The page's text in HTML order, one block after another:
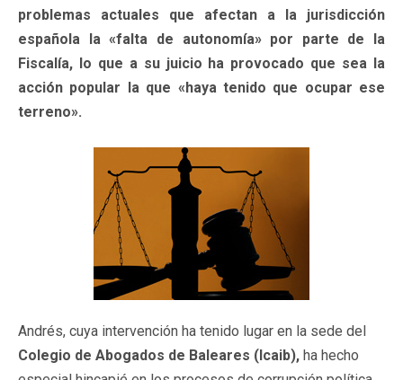
problemas actuales que afectan a la jurisdicción
española la «falta de autonomía» por parte de la
Fiscalía, lo que a su juicio ha provocado que sea la
acción popular la que «haya tenido que ocupar ese
terreno».
Andrés, cuya intervención ha tenido lugar en la sede del
Colegio de Abogados de Baleares (Icaib), ha hecho